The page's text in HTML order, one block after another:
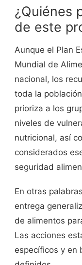
¿Quiénes
de este
Aunque el Plan
Mundial de
nacional, los
toda la
prioriza a los
niveles de
nutricional, así
considerados
seguridad
En otras
entrega
de alimentos
Las acciones
específicos y en